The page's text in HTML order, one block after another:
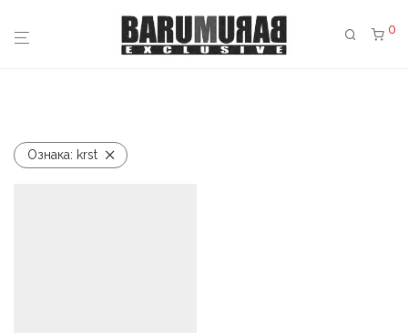
0
Ознака: krst